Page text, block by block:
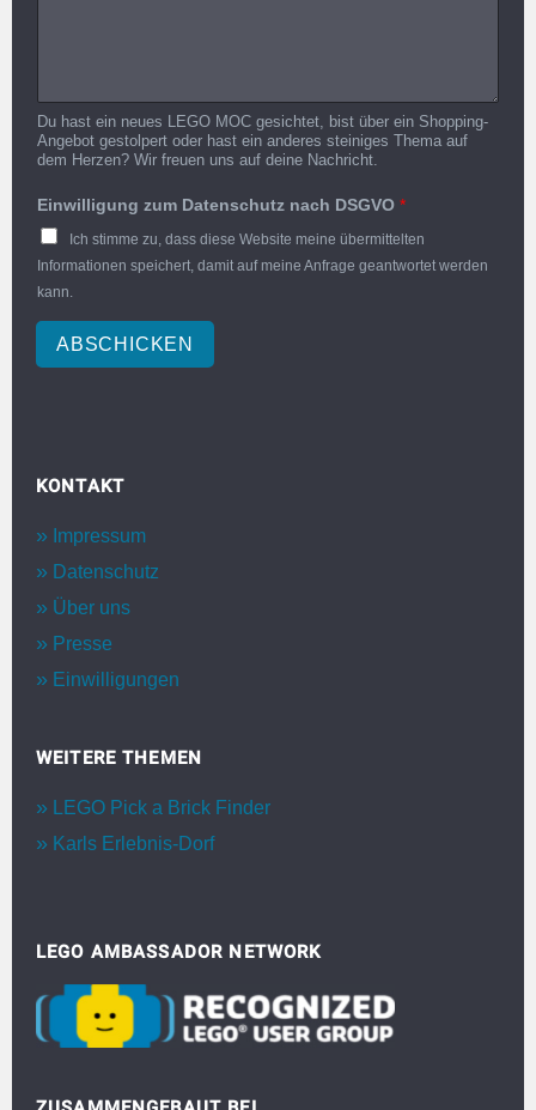
Du hast ein neues LEGO MOC gesichtet, bist über ein Shopping-
Angebot gestolpert oder hast ein anderes steiniges Thema auf
dem Herzen? Wir freuen uns auf deine Nachricht.
Einwilligung zum Datenschutz nach DSGVO *
Ich stimme zu, dass diese Website meine übermittelten
Informationen speichert, damit auf meine Anfrage geantwortet werden
kann.
ABSCHICKEN
KONTAKT
Impressum
Datenschutz
Über uns
Presse
Einwilligungen
WEITERE THEMEN
LEGO Pick a Brick Finder
Karls Erlebnis-Dorf
LEGO AMBASSADOR NETWORK